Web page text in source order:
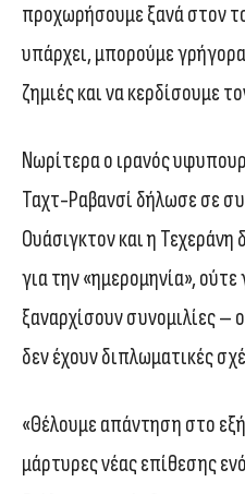
προχωρήσουμε ξανά στον
υπάρχει, μπορούμε
ζημιές και να κερδίσουμε
Νωρίτερα ο ιρανός
Ταχτ-Ραβανσί δήλωσε σε
Ουάσιγκτον και η
για την «ημερομηνία»,
ξαναρχίσουν συνομιλίες –
δεν έχουν διπλωματικές
«Θέλουμε απάντηση στο
μάρτυρες νέας επίθεσης